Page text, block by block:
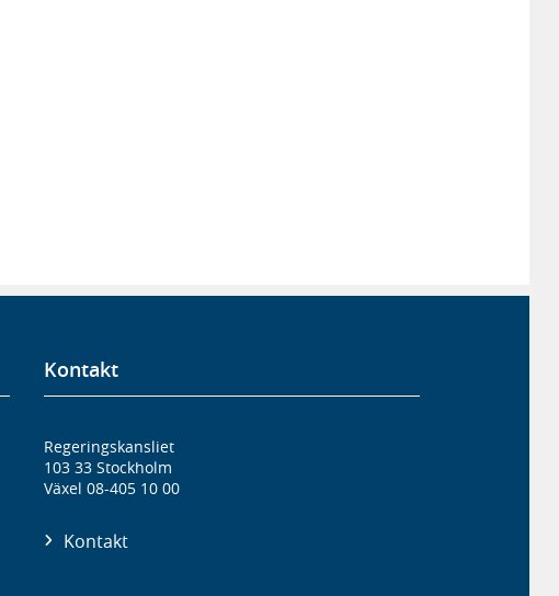
Kontakt
Regeringskansliet
103 33 Stockholm
Växel 08-405 10 00
Kontakt